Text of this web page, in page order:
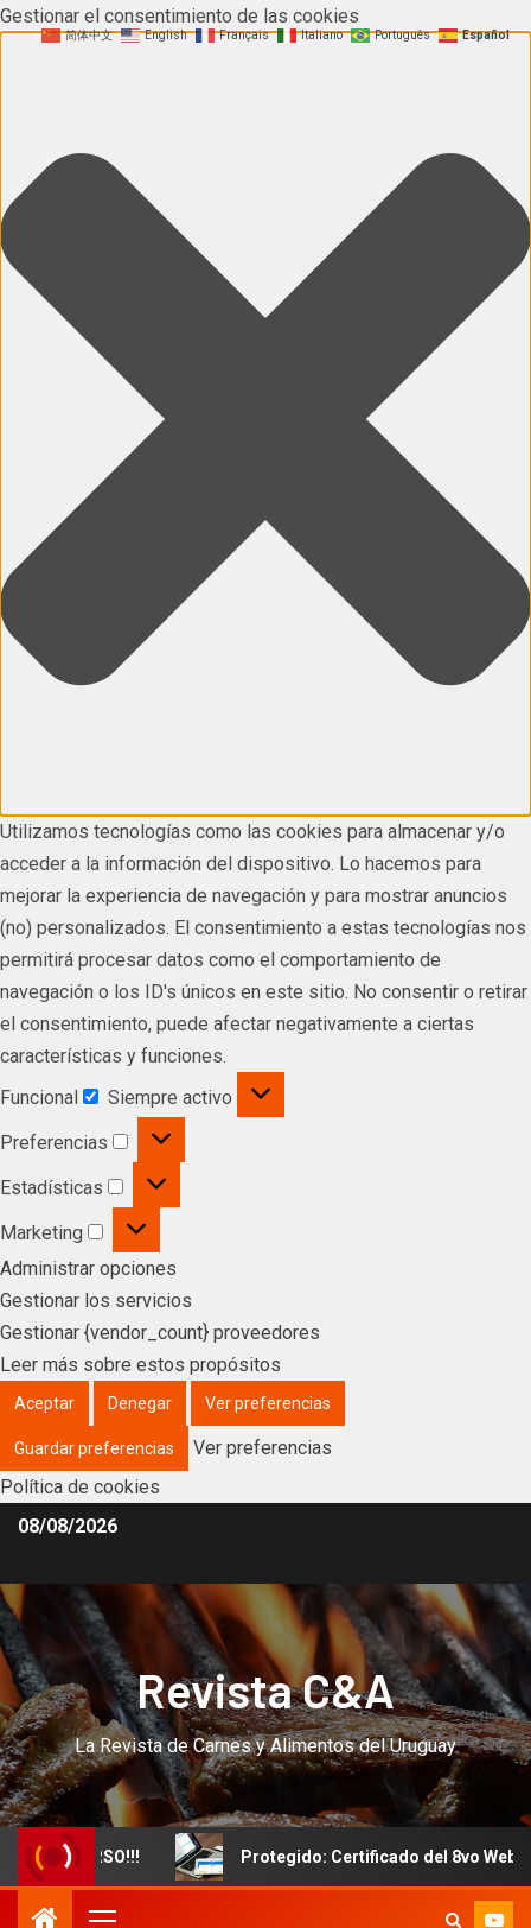
Gestionar el consentimiento de las cookies
Utilizamos tecnologías como las cookies para almacenar y/o
acceder a la información del dispositivo. Lo hacemos para
mejorar la experiencia de navegación y para mostrar anuncios
(no) personalizados. El consentimiento a estas tecnologías nos
permitirá procesar datos como el comportamiento de
navegación o los ID's únicos en este sitio. No consentir o retirar
el consentimiento, puede afectar negativamente a ciertas
características y funciones.
Funcional
Siempre activo
Preferencias
Estadísticas
Marketing
Administrar opciones
Gestionar los servicios
Gestionar {vendor_count} proveedores
Leer más sobre estos propósitos
Aceptar Denegar Ver preferencias
Guardar preferencias
Ver preferencias
Política de cookies
08/08/2026
Revista C&A
La Revista de Carnes y Alimentos del Uruguay
CURSO!!! Protegido: Certificado del 8vo Webinar
简体中文 English Français Italiano Português Español